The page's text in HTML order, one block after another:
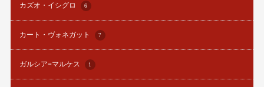
カズオ・イシグロ 6
カート・ヴォネガット 7
ガルシア=マルケス 1